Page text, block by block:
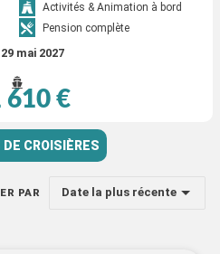
Activités & Animation à bord
Pension complète
mai 2027
610 €
CROISIÈRES
PAR Date la plus récente